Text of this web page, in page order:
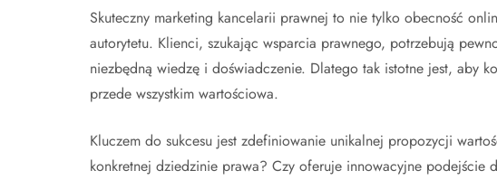
Skuteczny marketing kancelarii prawnej to nie tylko obecność
autorytetu. Klienci, szukając wsparcia prawnego, potrzebują
niezbędną wiedzę i doświadczenie. Dlatego tak istotne jest, aby
przede wszystkim wartościowa.
Kluczem do sukcesu jest zdefiniowanie unikalnej propozycji
konkretnej dziedzinie prawa? Czy oferuje innowacyjne